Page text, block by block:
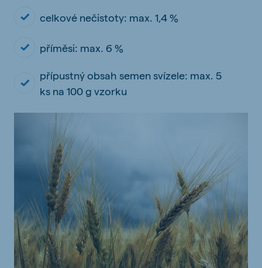
celkové nečistoty: max. 1,4 %
příměsi: max. 6 %
přípustný obsah semen svízele: max. 5
ks na 100 g vzorku